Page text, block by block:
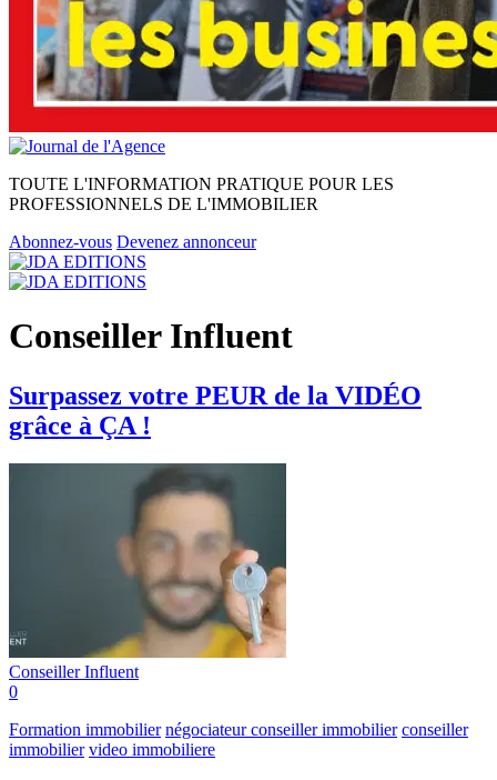
TOUTE L'INFORMATION PRATIQUE POUR LES
PROFESSIONNELS DE L'IMMOBILIER
Abonnez-vous Devenez annonceur
Conseiller Influent
Surpassez votre PEUR de la VIDÉO
grâce à ÇA !
Conseiller Influent
0
Formation immobilier négociateur conseiller immobilier conseiller
immobilier video immobiliere